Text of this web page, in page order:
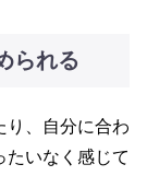
られる
り、自分に合わ
たいなく感じて